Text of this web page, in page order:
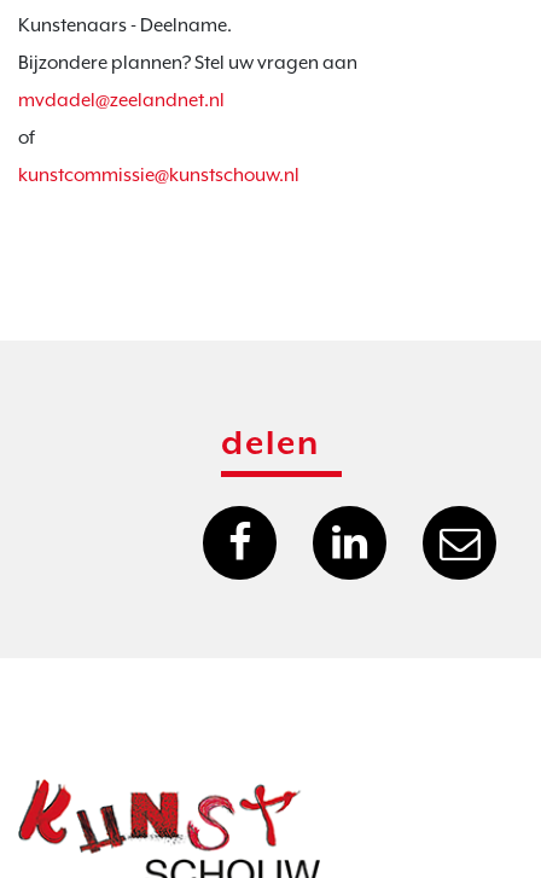
Kunstenaars - Deelname.
mvdadel@zeelandnet.nl
kunstcommissie@kunstschouw.nl
delen